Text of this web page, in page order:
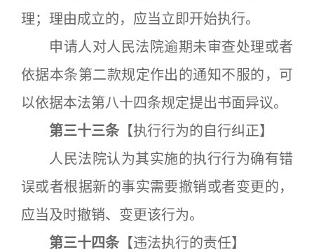
理；理由成立的，应当立即开始执行。
申请人对人民法院逾期未审查处理或者
依据本条第二款规定作出的通知不服的，可
以依据本法第八十四条规定提出书面异议。
第三十三条 【执行行为的自行纠正】
人民法院认为其实施的执行行为确有错
误或者根据新的事实需要撤销或者变更的，
应当及时撤销、变更该行为。
第三十四条 【违法执行的责任】